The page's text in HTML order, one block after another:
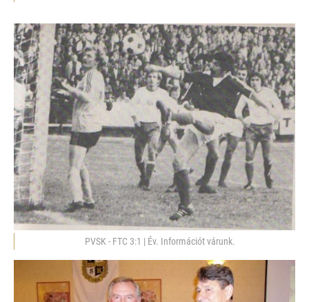
PVSK - FTC 3:1 | Év. Információt várunk.